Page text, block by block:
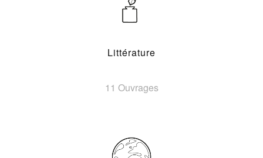
Littérature
11 Ouvrages